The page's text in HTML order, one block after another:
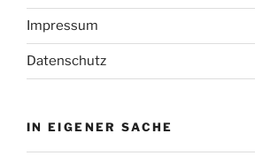
Impressum
Datenschutz
IN EIGENER SACHE